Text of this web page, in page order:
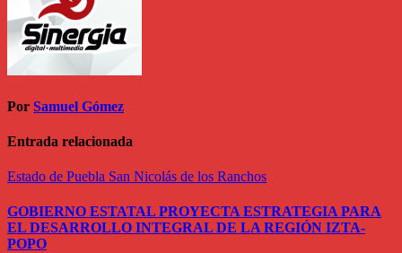
Por Samuel Gómez
Entrada relacionada
Estado de Puebla San Nicolás de los Ranchos
GOBIERNO ESTATAL PROYECTA ESTRATEGIA PARA
EL DESARROLLO INTEGRAL DE LA REGIÓN IZTA-
POPO